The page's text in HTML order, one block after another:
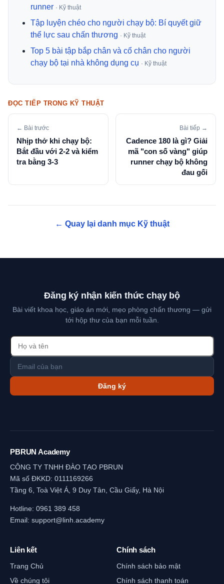
runner · Kỹ thuật
Tập luyện chéo cho người chạy bộ: Bí quyết giữ
thể lực sau chấn thương · Kỹ thuật
Top 5 bài tập bắp chân và cổ chân cho người
chạy bộ tại nhà không dụng cụ · Kỹ thuật
ĐỌC TIẾP TRONG KỸ THUẬT
← Bài trước
Nhịp thở khi chạy bộ:
Bắt đầu với 2-2 và kiểm
tra bằng 3-3
Bài tiếp →
Cadence 180 là gì? Giải
mã "con số vàng" giúp
runner chạy bộ không
đau gối
← Quay lại danh mục Kỹ thuật
Đăng ký nhận kiến thức chạy bộ
Bài viết khoa học, giáo án mới, mẹo phòng chấn thương — gửi
tới hộp thư của bạn mỗi tuần.
Đăng ký
PBRUN Academy
CÔNG TY TNHH ĐÀO TẠO PBRUN
Mã số ĐKKD: 0111169266
Tầng 6, Toà Việt Á, 9 Duy Tân, Cầu Giấy, Hà Nội
Hotline: 0961 389 458
Email: support@linh.academy
Liên kết
Trang Chủ
Về chúng tôi
Chính sách
Chính sách bảo mật
Chính sách thanh toán